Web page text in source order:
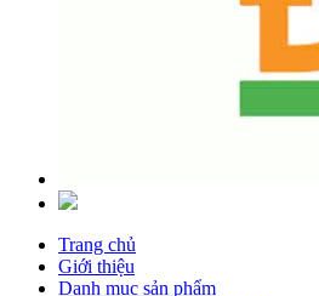
Trang chủ
Giới thiệu
Danh mục sản phẩm